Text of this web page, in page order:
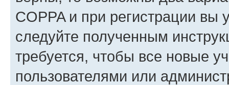
COPPA и при регистрации вы
следуйте полученным
требуется, чтобы все новые
пользователями или